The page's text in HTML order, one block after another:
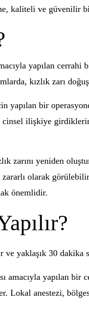
kaliteli ve güvenilir
yapılan
kızlık zarı
yapılan bir
ilişkiye
zarını yeniden
olarak
önemlidir.
ve yaklaşık 30 dakika
amacıyla yapılan
Lokal anestezi,